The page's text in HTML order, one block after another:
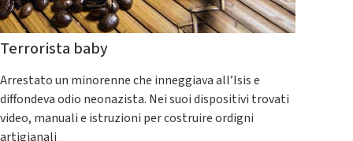
Terrorista baby
Arrestato un minorenne che inneggiava all’Isis e
diffondeva odio neonazista. Nei suoi dispositivi trovati
video, manuali e istruzioni per costruire ordigni
artigianali